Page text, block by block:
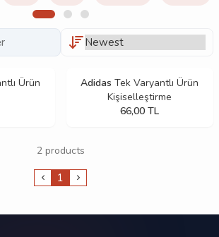
Ürün Adidas Tek Varyantlı Ürün
Kişiselleştirme
66,00 TL
2 products
1